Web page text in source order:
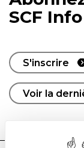
SCF
S'inscrire
Voir la